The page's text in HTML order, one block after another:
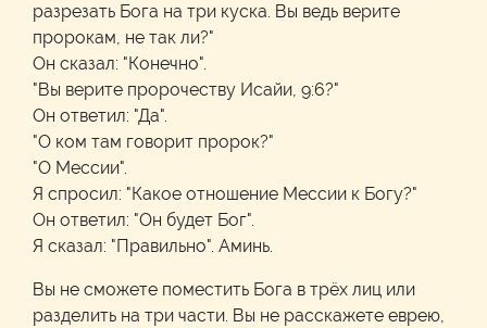
разрезать Бога на три куска. Вы ведь верите
пророкам, не так ли?"
Он сказал: "Конечно".
"Вы верите пророчеству Исайи, 9:6?"
Он ответил: "Да".
"О ком там говорит пророк?"
"О Мессии".
Я спросил: "Какое отношение Мессии к Богу?"
Он ответил: "Он будет Бог".
Я сказал: "Правильно". Аминь.
Вы не сможете поместить Бога в трёх лиц или
разделить на три части. Вы не расскажете еврею,